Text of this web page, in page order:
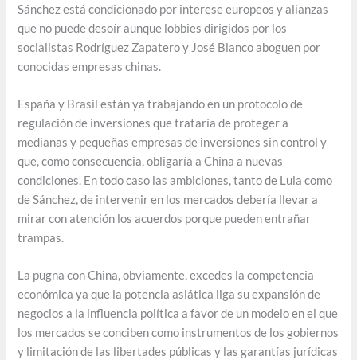
Sánchez está condicionado por interese europeos y alianzas
que no puede desoír aunque lobbies dirigidos por los
socialistas Rodríguez Zapatero y José Blanco aboguen por
conocidas empresas chinas.
España y Brasil están ya trabajando en un protocolo de
regulación de inversiones que trataría de proteger a
medianas y pequeñas empresas de inversiones sin control y
que, como consecuencia, obligaría a China a nuevas
condiciones. En todo caso las ambiciones, tanto de Lula como
de Sánchez, de intervenir en los mercados debería llevar a
mirar con atención los acuerdos porque pueden entrañar
trampas.
La pugna con China, obviamente, excedes la competencia
económica ya que la potencia asiática liga su expansión de
negocios a la influencia política a favor de un modelo en el que
los mercados se conciben como instrumentos de los gobiernos
y limitación de las libertades públicas y las garantías jurídicas